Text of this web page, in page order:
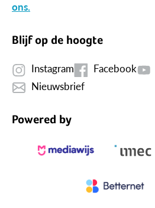
ons.
Blijf op de hoogte
Instagram Facebook
Nieuwsbrief
Powered by